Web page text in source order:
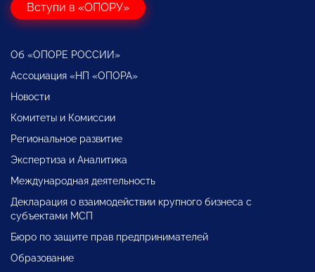
Вступи в «ОПОРУ»
Об «ОПОРЕ РОССИИ»
Ассоциация «НП «ОПОРА»
Новости
Комитеты и Комиссии
Региональное развитие
Экспертиза и Аналитика
Международная деятельность
Декларация о взаимодействии крупного бизнеса с
субъектами МСП
Бюро по защите прав предпринимателей
Образование